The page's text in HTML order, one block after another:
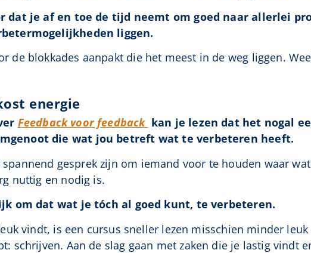
dat je af en toe de tijd neemt om goed naar allerlei
liggen.
de blokkades aanpakt die het meest in de weg liggen.
energie
Feedback voor feedback kan je lezen dat het nogal
die wat jou betreft wat te verbeteren heeft.
spannend gesprek zijn om iemand voor te houden waar
nuttig en nodig is.
om dat wat je tóch al goed kunt, te verbeteren.
vindt, is een cursus sneller lezen misschien minder
schrijven. Aan de slag gaan met zaken die je lastig vindt